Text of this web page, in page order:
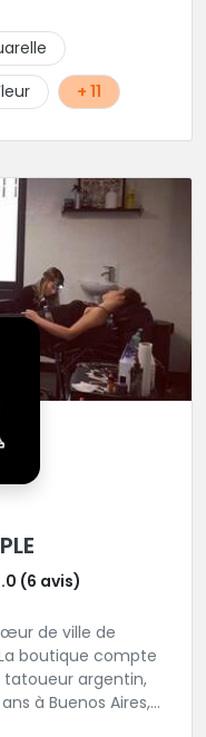
construire un
par mois au
+ 11
(6 avis)
de ville de
à Buenos Aires,